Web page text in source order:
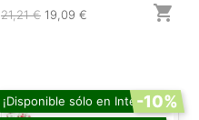
21,21 € 19,09 € 
¡Disponible sólo en Internet!
-10%